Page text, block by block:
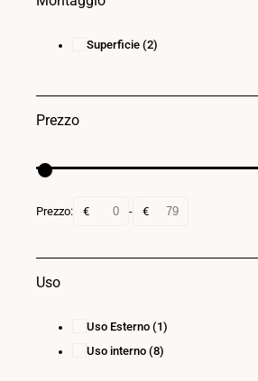
Superficie (2)
Prezzo
Prezzo: € - €
Uso
Uso Esterno (1)
Uso interno (8)